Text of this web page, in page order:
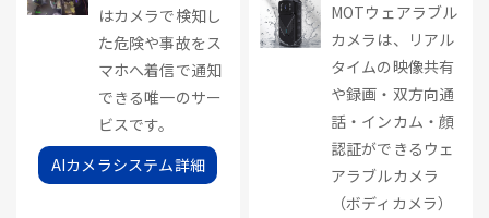
はカメラで検知し
た危険や事故をス
マホへ着信で通知
できる唯一のサー
ビスです。
AIカメラシステム詳細
MOTウェアラブル
カメラは、リアル
タイムの映像共有
や録画・双方向通
話・インカム・顔
認証ができるウェ
アラブルカメラ
（ボディカメラ）